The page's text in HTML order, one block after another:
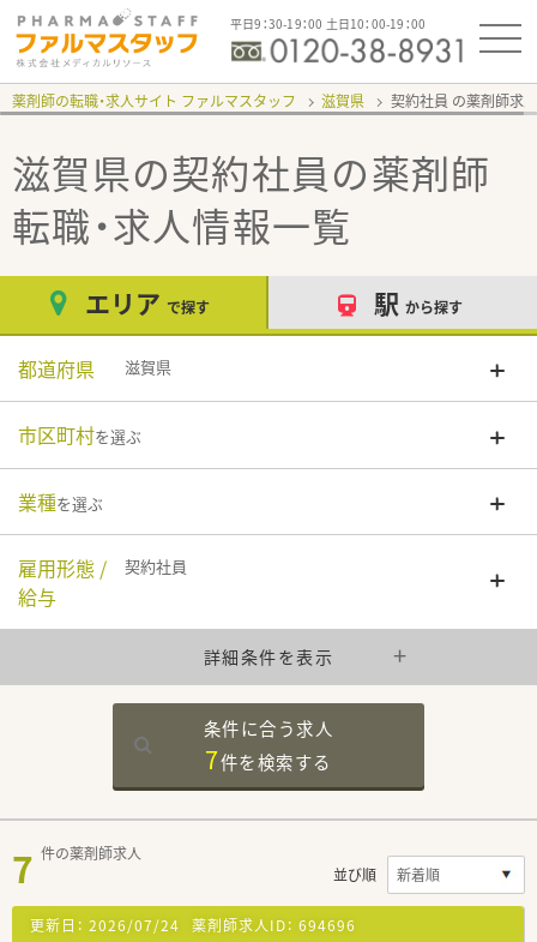
平日9：30-19：00 土日10：00-19：00
薬剤師の転職・求人サイト ファルマスタッフ 滋賀県 契約社員
滋賀県の契約社員の薬剤師
転職・求人情報一覧
エリア で探す 駅 から探す
都道府県 滋賀県
市区町村を選ぶ
業種を選ぶ
雇用形態 /
給与
契約社員
詳細条件を表示
条件に合う求人
7件を検索する
7 件の薬剤師求人
並び順
更新日： 2026/07/24 薬剤師求人ID： 694696